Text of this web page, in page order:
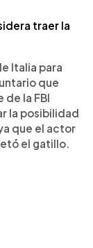
traer la
Italia para
que
la FBI
la posibilidad
que el actor
el gatillo.